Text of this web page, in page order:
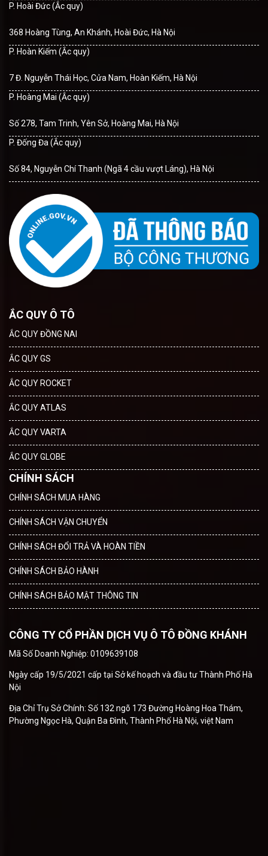
P. Hoài Đức (Ắc quy)
368 Hoàng Tùng, An Khánh, Hoài Đức, Hà Nội
P. Hoàn Kiếm (Ắc quy)
7 Đ. Nguyễn Thái Học, Cửa Nam, Hoàn Kiếm, Hà Nội
P. Hoàng Mai (Ắc quy)
Số 278, Tam Trinh, Yên Sở, Hoàng Mai, Hà Nội
P. Đống Đa (Ắc quy)
Số 84, Nguyễn Chí Thanh (Ngã 4 cầu vượt Láng), Hà Nội
ẮC QUY Ô TÔ
ẮC QUY ĐỒNG NAI
ẮC QUY GS
ẮC QUY ROCKET
ẮC QUY ATLAS
ẮC QUY VARTA
ẮC QUY GLOBE
CHÍNH SÁCH
CHÍNH SÁCH MUA HÀNG
CHÍNH SÁCH VẬN CHUYỂN
CHÍNH SÁCH ĐỔI TRẢ VÀ HOÀN TIỀN
CHÍNH SÁCH BẢO HÀNH
CHÍNH SÁCH BẢO MẬT THÔNG TIN
CÔNG TY CỔ PHẦN DỊCH VỤ Ô TÔ ĐỒNG KHÁNH
Mã Số Doanh Nghiệp: 0109639108
Ngày cấp 19/5/2021 cấp tại Sở kế hoạch và đầu tư Thành Phố Hà
Nội
Địa Chỉ Trụ Sở Chính: Số 132 ngõ 173 Đường Hoàng Hoa Thám,
Phường Ngọc Hà, Quận Ba Đình, Thành Phố Hà Nội, việt Nam